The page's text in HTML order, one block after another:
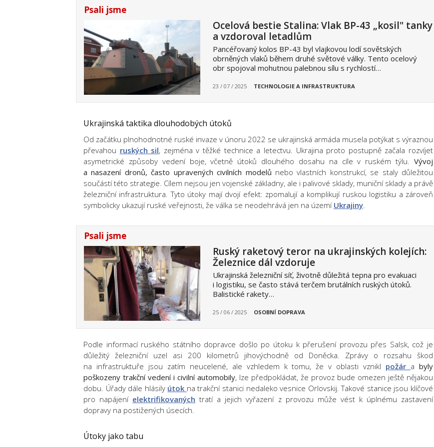
Psali jsme
Ocelová bestie Stalina: Vlak BP-43 „kosil" tanky
a vzdoroval letadlům
Pancéřovaný kolos BP-43 byl vlajkovou lodí sovětských
obrněných vlaků během druhé světové války. Tento ocelový
obr spojoval mohutnou palebnou sílu s rychlostí…
23 / 07 / 2025 TECHNOLOGIE A INFRASTRUKTURA
Ukrajinská taktika dlouhodobých útoků
Od začátku plnohodnotné ruské invaze v únoru 2022 se ukrajinská armáda musela potýkat s výraznou
převahou ruských sil, zejména v těžké technice a letectvu. Ukrajina proto postupně začala rozvíjet
asymetrické způsoby vedení boje, včetně útoků dlouhého dosahu na cíle v ruském týlu. Vývoj
a nasazení dronů, často upravených civilních modelů nebo vlastních konstrukcí, se staly důležitou
součástí této strategie. Cílem nejsou jen vojenské základny, ale i palivové sklady, muniční sklady a právě
železniční infrastruktura. Tyto útoky mají dvojí efekt: zpomalují a komplikují ruskou logistiku a zároveň
symbolicky ukazují ruské veřejnosti, že válka se neodehrává jen na území Ukrajiny.
Psali jsme
Ruský raketový teror na ukrajinských kolejích:
Železnice dál vzdoruje
Ukrajinská železniční síť, životně důležitá tepna pro evakuaci
i logistiku, se často stává terčem brutálních ruských útoků.
Balistické rakety…
25 / 06 / 2025 OSOBNÍ DOPRAVA
Podle informací ruského státního dopravce došlo po útoku k přerušení provozu přes Salsk, což je
důležitý železniční uzel asi 200 kilometrů jihovýchodně od Doněcka. Zprávy o rozsahu škod
na infrastruktuře jsou zatím neucelené, ale vzhledem k tomu, že v oblasti vznikl požár abyly
poškozeny trakční vedení i civilní automobily, lze předpokládat, že provoz bude omezen ještě nějakou
dobu. Úřady dále hlásily útok na trakční stanici nedaleko vesnice Orlovskij. Takové stanice jsou klíčové
pro napájení elektrifikovaných tratí a jejich vyřazení z provozu může vést k úplnému zastavení
dopravy na postižených úsecích.
Útoky jako tabu